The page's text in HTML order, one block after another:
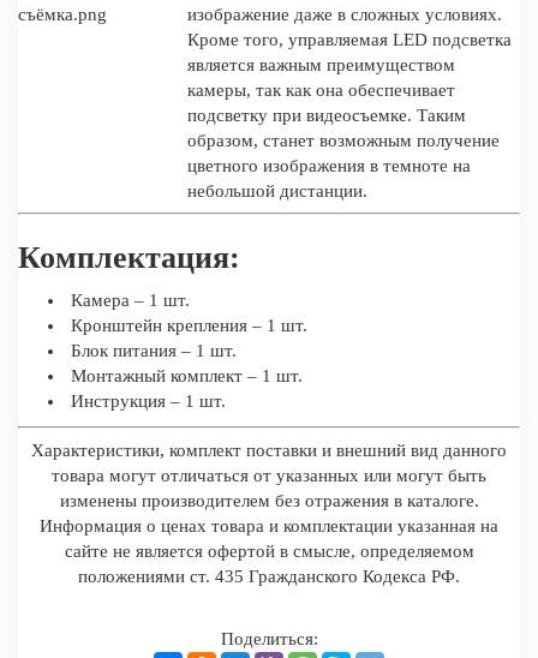
изображение даже в сложных условиях.
Кроме того, управляемая LED подсветка
является важным преимуществом
камеры, так как она обеспечивает
подсветку при видеосъемке. Таким
образом, станет возможным получение
цветного изображения в темноте на
небольшой дистанции.
Комплектация:
Камера – 1 шт.
Кронштейн крепления – 1 шт.
Блок питания – 1 шт.
Монтажный комплект – 1 шт.
Инструкция – 1 шт.
Характеристики, комплект поставки и внешний вид данного
товара могут отличаться от указанных или могут быть
изменены производителем без отражения в каталоге.
Информация о ценах товара и комплектации указанная на
сайте не является офертой в смысле, определяемом
положениями ст. 435 Гражданского Кодекса РФ.
Поделиться: